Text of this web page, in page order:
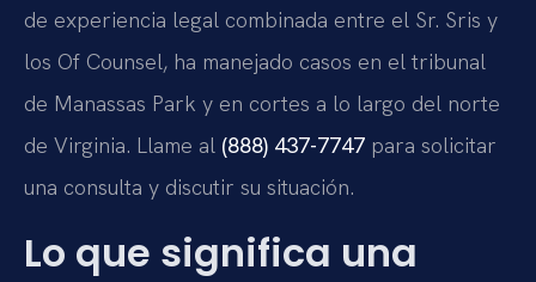
de experiencia legal combinada entre el Sr. Sris y
los Of Counsel, ha manejado casos en el tribunal
de Manassas Park y en cortes a lo largo del norte
de Virginia. Llame al (888) 437-7747 para solicitar
una consulta y discutir su situación.
Lo que significa una